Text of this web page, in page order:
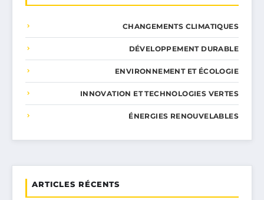
CHANGEMENTS CLIMATIQUES
DÉVELOPPEMENT DURABLE
ENVIRONNEMENT ET ÉCOLOGIE
INNOVATION ET TECHNOLOGIES VERTES
ÉNERGIES RENOUVELABLES
ARTICLES RÉCENTS